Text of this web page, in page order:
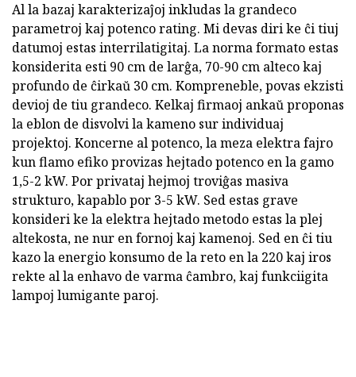
Al la bazaj karakterizaĵoj inkludas la grandeco
parametroj kaj potenco rating. Mi devas diri ke ĉi tiuj
datumoj estas interrilatigitaj. La norma formato estas
konsiderita esti 90 cm de larĝa, 70-90 cm alteco kaj
profundo de ĉirkaŭ 30 cm. Kompreneble, povas ekzisti
devioj de tiu grandeco. Kelkaj firmaoj ankaŭ proponas
la eblon de disvolvi la kameno sur individuaj
projektoj. Koncerne al potenco, la meza elektra fajro
kun flamo efiko provizas hejtado potenco en la gamo
1,5-2 kW. Por privataj hejmoj troviĝas masiva
strukturo, kapablo por 3-5 kW. Sed estas grave
konsideri ke la elektra hejtado metodo estas la plej
altekosta, ne nur en fornoj kaj kamenoj. Sed en ĉi tiu
kazo la energio konsumo de la reto en la 220 kaj iros
rekte al la enhavo de varma ĉambro, kaj funkciigita
lampoj lumigante paroj.